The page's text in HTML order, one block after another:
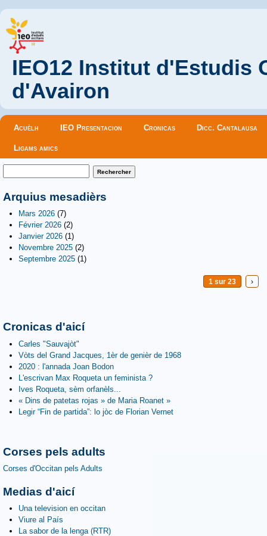
IEO12 Institut d'Estudis
d'Avairon
Menu principal
Acuèlh IEO Presentacion Cronicas Dicc. Cantalausa
Ligams amics
Formulaire de recherche
Arquius mesadièrs
Mars 2026 (7)
Février 2026 (2)
Janvier 2026 (1)
Novembre 2025 (2)
Septembre 2025 (1)
1 sur 23 ›
Cronicas d'aicí
Carles "Sauvajòt"
Vòts del Grand Jacques, 1èr de genièr de 1968
2020 : l'annada Joan Bodon
L'escrivan Max Roqueta un feminista ?
Ives Roqueta, sèm orfanèls...
« Dins de patetas rojas » de Maria Roanet »
Legir “Fin de partida”: lo jòc de Florian Vernet
Corses pels adults
Corses d'Occitan pels Adults
Medias d'aicí
Una television en occitan
Viure al País
La sabor de la lenga (RTR)